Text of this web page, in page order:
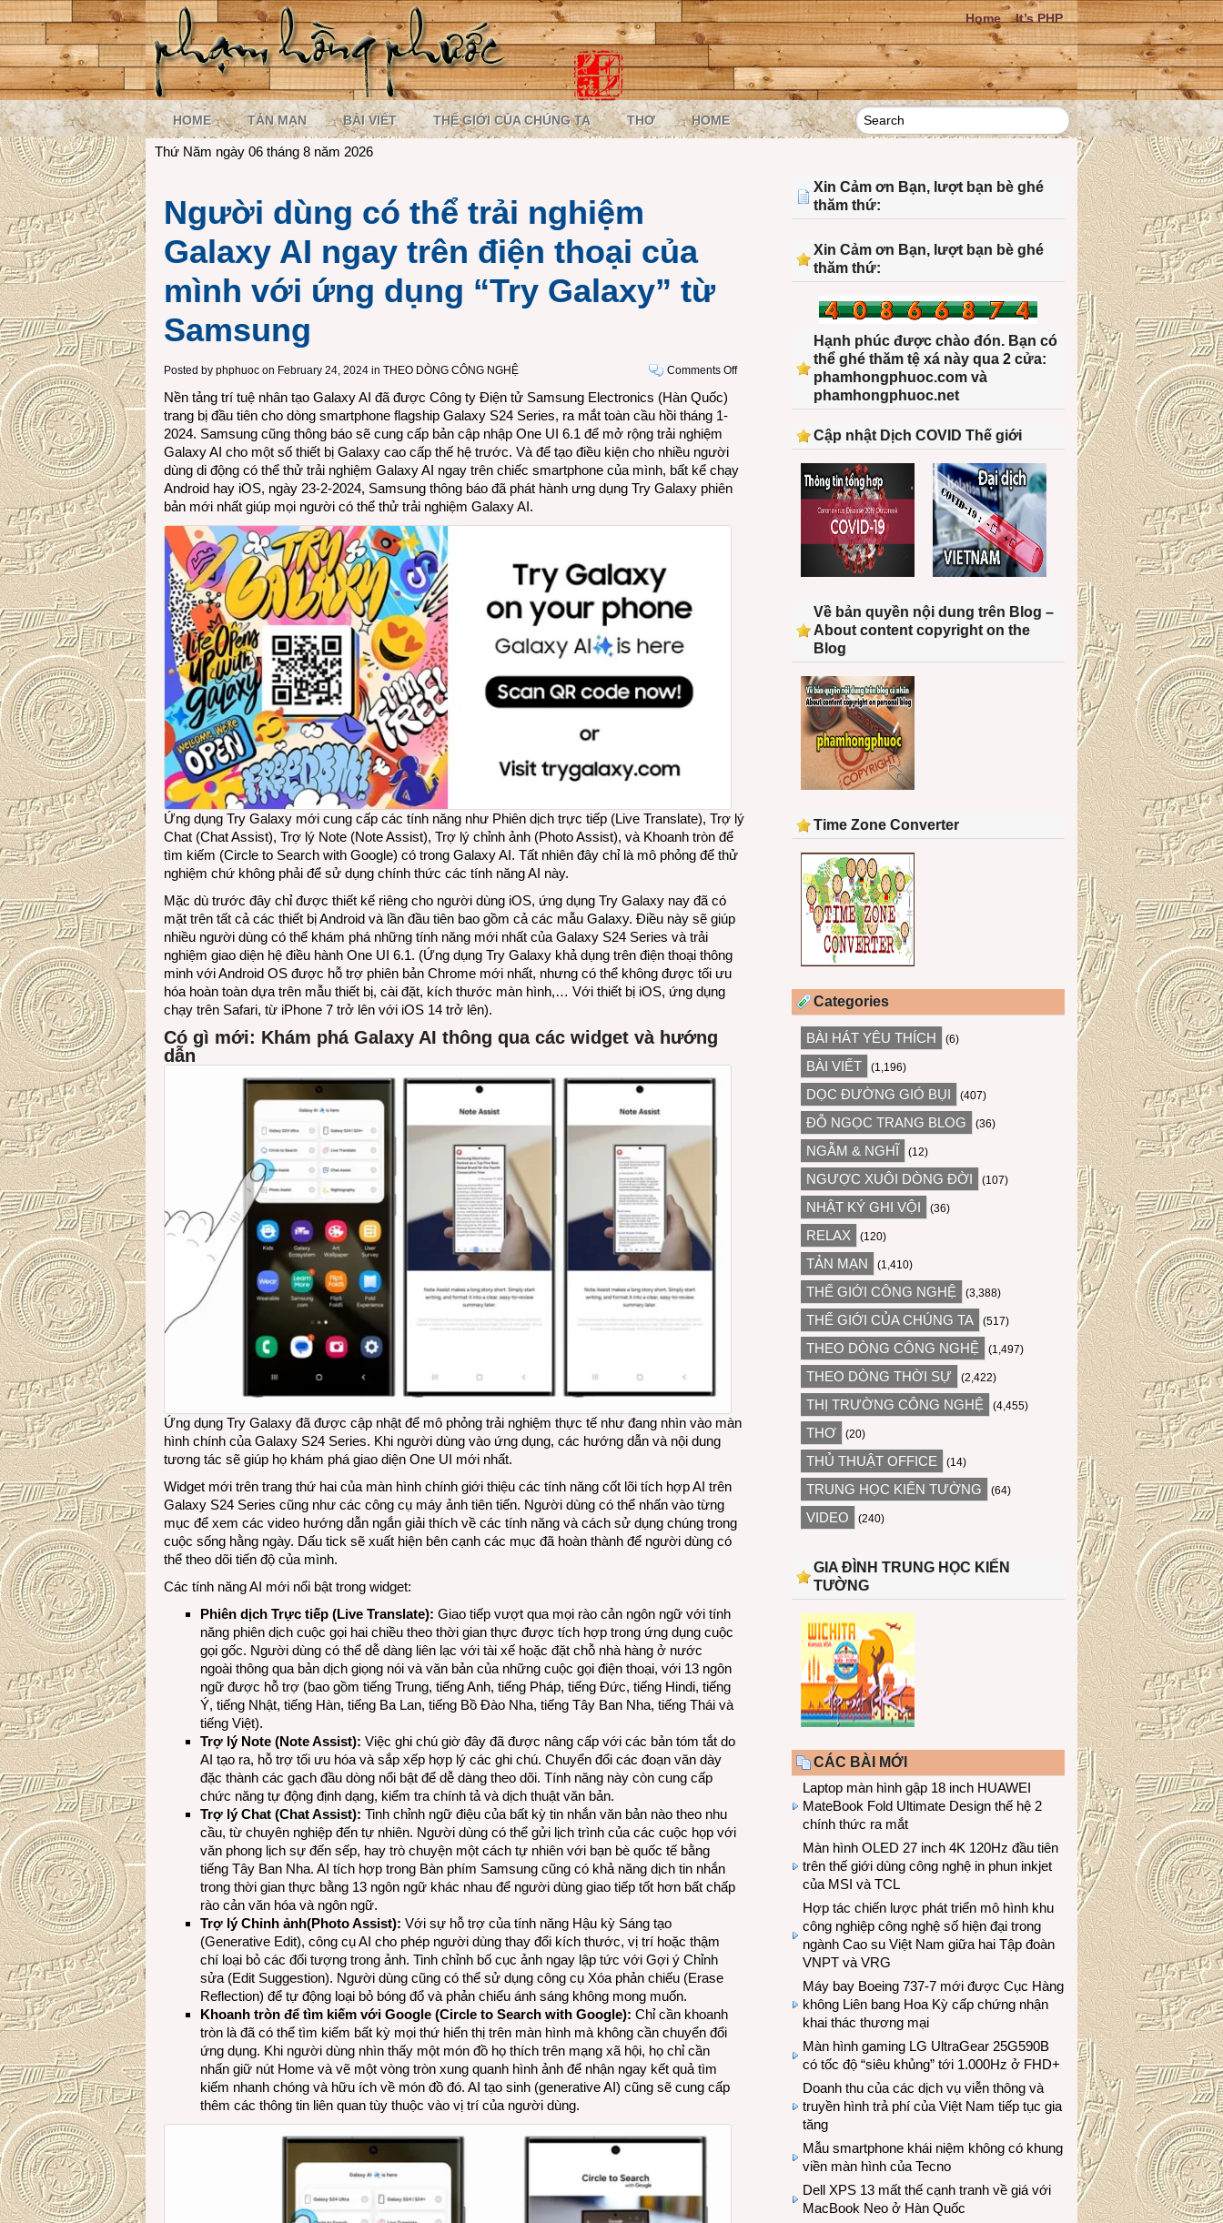
Home It’s PHP
HOME TẢN MẠN BÀI VIẾT THẾ GIỚI CỦA CHÚNG TA THƠ HOME
Thứ Năm ngày 06 tháng 8 năm 2026
Người dùng có thể trải nghiệm
Galaxy AI ngay trên điện thoại của
mình với ứng dụng “Try Galaxy” từ
Samsung
Posted by phphuoc on February 24, 2024 in THEO DÒNG CÔNG NGHỆ Comments Offon
Nền tảng trí tuệ nhân tạo Galaxy AI đã được Công ty Điện tử Samsung Electronics (Hàn Quốc)
trang bị đầu tiên cho dòng smartphone flagship Galaxy S24 Series, ra mắt toàn cầu hồi tháng 1-
2024. Samsung cũng thông báo sẽ cung cấp bản cập nhập One UI 6.1 để mở rộng trải nghiệm
Galaxy AI cho một số thiết bị Galaxy cao cấp thế hệ trước. Và để tạo điều kiện cho nhiều người
dùng di động có thể thử trải nghiệm Galaxy AI ngay trên chiếc smartphone của mình, bất kể chạy
Android hay iOS, ngày 23-2-2024, Samsung thông báo đã phát hành ưng dụng Try Galaxy phiên
bản mới nhất giúp mọi người có thể thử trải nghiệm Galaxy AI.
Ứng dụng Try Galaxy mới cung cấp các tính năng như Phiên dịch trực tiếp (Live Translate), Trợ lý
Chat (Chat Assist), Trợ lý Note (Note Assist), Trợ lý chỉnh ảnh (Photo Assist), và Khoanh tròn để
tìm kiếm (Circle to Search with Google) có trong Galaxy AI. Tất nhiên đây chỉ là mô phỏng để thử
nghiệm chứ không phải để sử dụng chính thức các tính năng AI này.
Mặc dù trước đây chỉ được thiết kế riêng cho người dùng iOS, ứng dụng Try Galaxy nay đã có
mặt trên tất cả các thiết bị Android và lần đầu tiên bao gồm cả các mẫu Galaxy. Điều này sẽ giúp
nhiều người dùng có thể khám phá những tính năng mới nhất của Galaxy S24 Series và trải
nghiệm giao diện hệ điều hành One UI 6.1. (Ứng dụng Try Galaxy khả dụng trên điện thoại thông
minh với Android OS được hỗ trợ phiên bản Chrome mới nhất, nhưng có thể không được tối ưu
hóa hoàn toàn dựa trên mẫu thiết bị, cài đặt, kích thước màn hình,… Với thiết bị iOS, ứng dụng
chạy trên Safari, từ iPhone 7 trở lên với iOS 14 trở lên).
Có gì mới: Khám phá Galaxy AI thông qua các widget và hướng
dẫn
Ứng dụng Try Galaxy đã được cập nhật để mô phỏng trải nghiệm thực tế như đang nhìn vào màn
hình chính của Galaxy S24 Series. Khi người dùng vào ứng dụng, các hướng dẫn và nội dung
tương tác sẽ giúp họ khám phá giao diện One UI mới nhất.
Widget mới trên trang thứ hai của màn hình chính giới thiệu các tính năng cốt lõi tích hợp AI trên
Galaxy S24 Series cũng như các công cụ máy ảnh tiên tiến. Người dùng có thể nhấn vào từng
mục để xem các video hướng dẫn ngắn giải thích về các tính năng và cách sử dụng chúng trong
cuộc sống hằng ngày. Dấu tick sẽ xuất hiện bên cạnh các mục đã hoàn thành để người dùng có
thể theo dõi tiến độ của mình.
Các tính năng AI mới nổi bật trong widget:
Phiên dịch Trực tiếp (Live Translate): Giao tiếp vượt qua mọi rào cản ngôn ngữ với tính
năng phiên dịch cuộc gọi hai chiều theo thời gian thực được tích hợp trong ứng dụng cuộc
gọi gốc. Người dùng có thể dễ dàng liên lạc với tài xế hoặc đặt chỗ nhà hàng ở nước
ngoài thông qua bản dịch giọng nói và văn bản của những cuộc gọi điện thoại, với 13 ngôn
ngữ được hỗ trợ (bao gồm tiếng Trung, tiếng Anh, tiếng Pháp, tiếng Đức, tiếng Hindi, tiếng
Ý, tiếng Nhật, tiếng Hàn, tiếng Ba Lan, tiếng Bồ Đào Nha, tiếng Tây Ban Nha, tiếng Thái và
tiếng Việt).
Trợ lý Note (Note Assist): Việc ghi chú giờ đây đã được nâng cấp với các bản tóm tắt do
AI tạo ra, hỗ trợ tối ưu hóa và sắp xếp hợp lý các ghi chú. Chuyển đổi các đoạn văn dày
đặc thành các gạch đầu dòng nổi bật để dễ dàng theo dõi. Tính năng này còn cung cấp
chức năng tự động định dạng, kiểm tra chính tả và dịch thuật văn bản.
Trợ lý Chat (Chat Assist): Tinh chỉnh ngữ điệu của bất kỳ tin nhắn văn bản nào theo nhu
cầu, từ chuyên nghiệp đến tự nhiên. Người dùng có thể gửi lịch trình của các cuộc họp với
văn phong lịch sự đến sếp, hay trò chuyện một cách tự nhiên với bạn bè quốc tế bằng
tiếng Tây Ban Nha. AI tích hợp trong Bàn phím Samsung cũng có khả năng dịch tin nhắn
trong thời gian thực bằng 13 ngôn ngữ khác nhau để người dùng giao tiếp tốt hơn bất chấp
rào cản văn hóa và ngôn ngữ.
Trợ lý Chỉnh ảnh(Photo Assist): Với sự hỗ trợ của tính năng Hậu kỳ Sáng tạo
(Generative Edit), công cụ AI cho phép người dùng thay đổi kích thước, vị trí hoặc thậm
chí loại bỏ các đối tượng trong ảnh. Tinh chỉnh bố cục ảnh ngay lập tức với Gợi ý Chỉnh
sửa (Edit Suggestion). Người dùng cũng có thể sử dụng công cụ Xóa phản chiếu (Erase
Reflection) để tự động loại bỏ bóng đổ và phản chiếu ánh sáng không mong muốn.
Khoanh tròn để tìm kiếm với Google (Circle to Search with Google): Chỉ cần khoanh
tròn là đã có thể tìm kiếm bất kỳ mọi thứ hiển thị trên màn hình mà không cần chuyển đổi
ứng dụng. Khi người dùng nhìn thấy một món đồ họ thích trên mạng xã hội, họ chỉ cần
nhấn giữ nút Home và vẽ một vòng tròn xung quanh hình ảnh để nhận ngay kết quả tìm
kiếm nhanh chóng và hữu ích về món đồ đó. AI tạo sinh (generative AI) cũng sẽ cung cấp
thêm các thông tin liên quan tùy thuộc vào vị trí của người dùng.
Xin Cảm ơn Bạn, lượt bạn bè ghé
thăm thứ:
Xin Cảm ơn Bạn, lượt bạn bè ghé
thăm thứ:
Hạnh phúc được chào đón. Bạn có
thể ghé thăm tệ xá này qua 2 cửa:
phamhongphuoc.com và
phamhongphuoc.net
Cập nhật Dịch COVID Thế giới
Về bản quyền nội dung trên Blog –
About content copyright on the
Blog
Time Zone Converter
Categories
BÀI HÁT YÊU THÍCH (6)
BÀI VIẾT (1,196)
DỌC ĐƯỜNG GIÓ BỤI (407)
ĐỖ NGỌC TRANG BLOG (36)
NGẪM & NGHĨ (12)
NGƯỢC XUÔI DÒNG ĐỜI (107)
NHẬT KÝ GHI VỘI (36)
RELAX (120)
TẢN MẠN (1,410)
THẾ GIỚI CÔNG NGHỆ (3,388)
THẾ GIỚI CỦA CHÚNG TA (517)
THEO DÒNG CÔNG NGHỆ (1,497)
THEO DÒNG THỜI SỰ (2,422)
THỊ TRƯỜNG CÔNG NGHỆ (4,455)
THƠ (20)
THỦ THUẬT OFFICE (14)
TRUNG HỌC KIẾN TƯỜNG (64)
VIDEO (240)
GIA ĐÌNH TRUNG HỌC KIẾN
TƯỜNG
CÁC BÀI MỚI
Laptop màn hình gập 18 inch HUAWEI
MateBook Fold Ultimate Design thế hệ 2
chính thức ra mắt
Màn hình OLED 27 inch 4K 120Hz đầu tiên
trên thế giới dùng công nghệ in phun inkjet
của MSI và TCL
Hợp tác chiến lược phát triển mô hình khu
công nghiệp công nghệ số hiện đại trong
ngành Cao su Việt Nam giữa hai Tập đoàn
VNPT và VRG
Máy bay Boeing 737-7 mới được Cục Hàng
không Liên bang Hoa Kỳ cấp chứng nhận
khai thác thương mại
Màn hình gaming LG UltraGear 25G590B
có tốc độ “siêu khủng” tới 1.000Hz ở FHD+
Doanh thu của các dịch vụ viễn thông và
truyền hình trả phí của Việt Nam tiếp tục gia
tăng
Mẫu smartphone khái niệm không có khung
viền màn hình của Tecno
Dell XPS 13 mất thế cạnh tranh về giá với
MacBook Neo ở Hàn Quốc